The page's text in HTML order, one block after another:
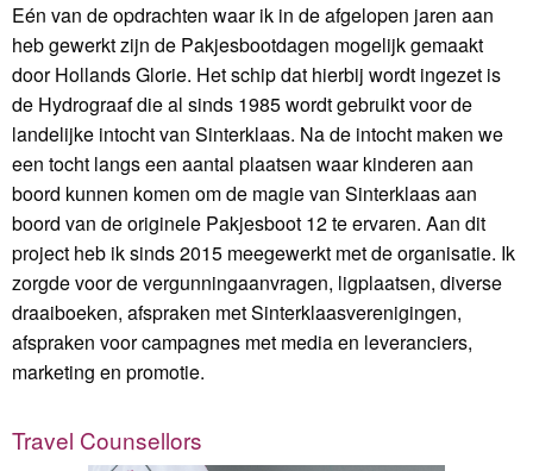
Eén van de opdrachten waar ik in de afgelopen jaren aan
heb gewerkt zijn de Pakjesbootdagen mogelijk gemaakt
door Hollands Glorie. Het schip dat hierbij wordt ingezet is
de Hydrograaf die al sinds 1985 wordt gebruikt voor de
landelijke intocht van Sinterklaas. Na de intocht maken we
een tocht langs een aantal plaatsen waar kinderen aan
boord kunnen komen om de magie van Sinterklaas aan
boord van de originele Pakjesboot 12 te ervaren. Aan dit
project heb ik sinds 2015 meegewerkt met de organisatie. Ik
zorgde voor de vergunningaanvragen, ligplaatsen, diverse
draaiboeken, afspraken met Sinterklaasverenigingen,
afspraken voor campagnes met media en leveranciers,
marketing en promotie.
Travel Counsellors